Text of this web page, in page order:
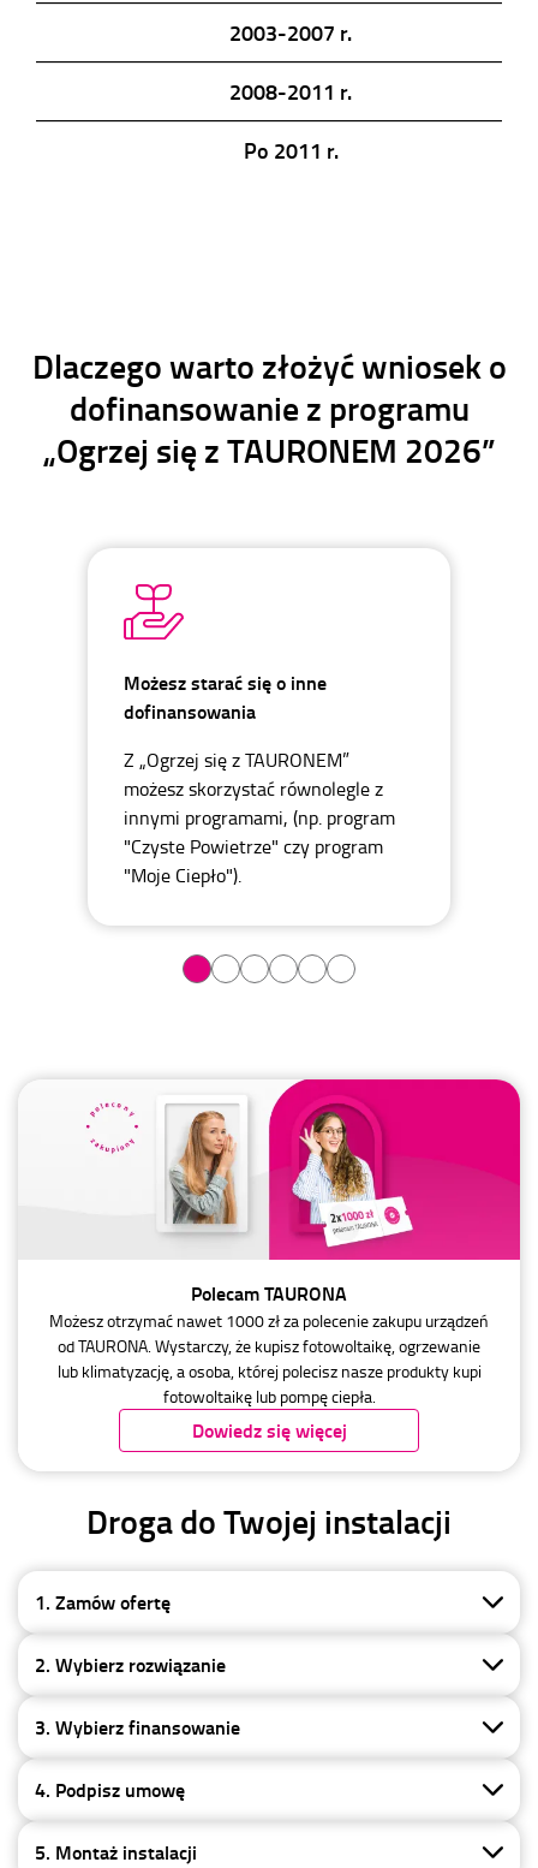
2003-2007 r.
2008-2011 r.
Po 2011 r.
Dlaczego warto złożyć wniosek o
dofinansowanie z programu
„Ogrzej się z TAURONEM 2026”
Możesz starać się o inne
dofinansowania
Z „Ogrzej się z TAURONEM”
możesz skorzystać równolegle z
innymi programami, (np. program
"Czyste Powietrze" czy program
"Moje Ciepło").
Polecam TAURONA
Możesz otrzymać nawet 1000 zł za polecenie zakupu urządzeń
od TAURONA. Wystarczy, że kupisz fotowoltaikę, ogrzewanie
lub klimatyzację, a osoba, której polecisz nasze produkty kupi
fotowoltaikę lub pompę ciepła.
Dowiedz się więcej
Droga do Twojej instalacji
1. Zamów ofertę
2. Wybierz rozwiązanie
3. Wybierz finansowanie
4. Podpisz umowę
5. Montaż instalacji